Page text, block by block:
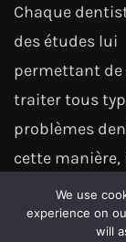
Chaque
des études lui
permettant
traiter tous
problèmes
cette manière,
possibilité de
vous soigner
We use
experience on
will